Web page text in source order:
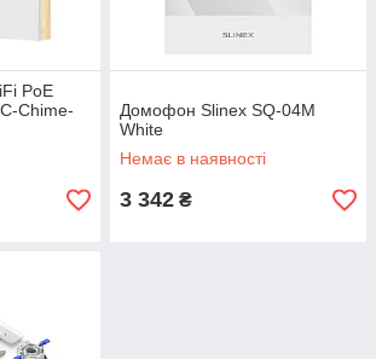
PoE
Chime-
Домофон Slinex SQ-04M
White
Немає в наявності
3 342 ₴